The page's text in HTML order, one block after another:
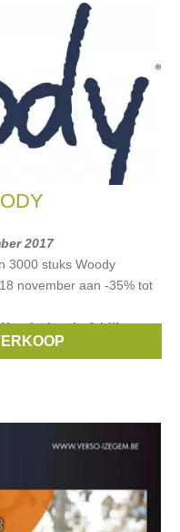
2017
3000 stuks Woody
november aan -35% tot
,Lords & Lilies,